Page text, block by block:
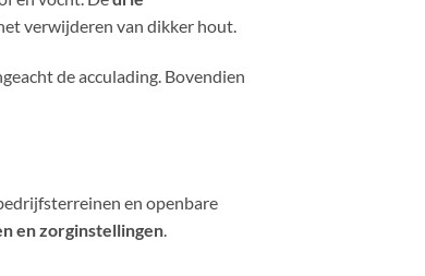
verwijderen van dikker hout.
de acculading. Bovendien
en openbare
en zorginstellingen.